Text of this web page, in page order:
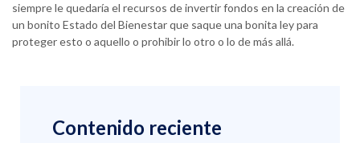
siempre le quedaría el recursos de invertir fondos en la creación de
un bonito Estado del Bienestar que saque una bonita ley para
proteger esto o aquello o prohibir lo otro o lo de más allá.
Contenido reciente